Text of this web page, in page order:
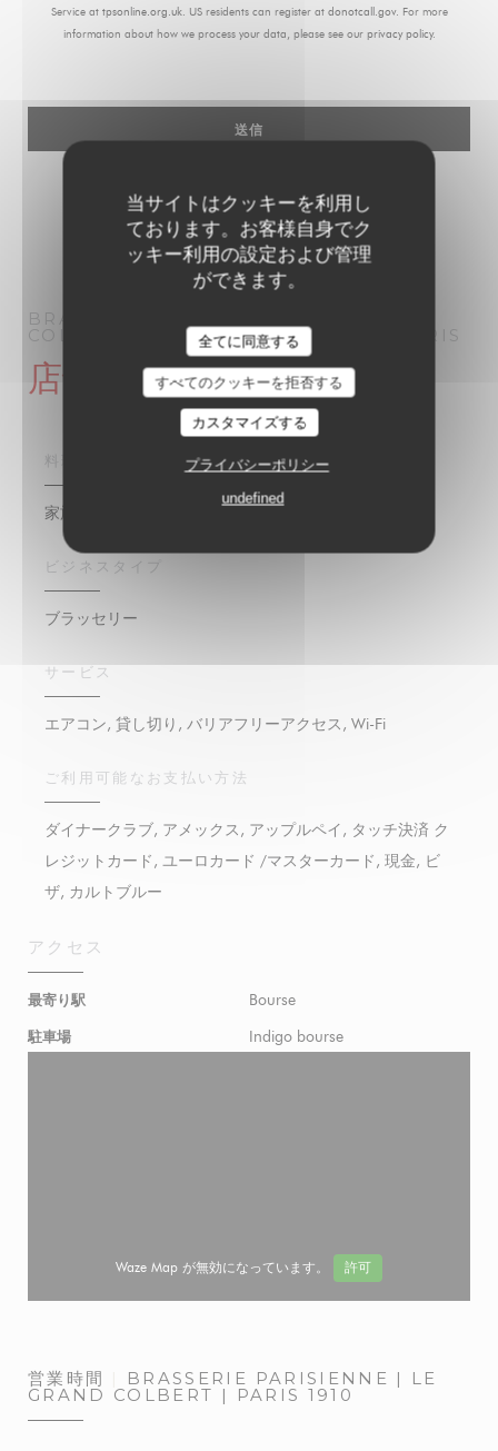
当サイトはクッキーを利用し
ております。お客様自身でク
ッキー利用の設定および管理
ができます。
全てに同意する
すべてのクッキーを拒否する
カスタマイズする
プライバシーポリシー
undefined
Service at tpsonline.org.uk. US residents can register at donotcall.gov. For more
information about how we process your data, please see our privacy policy.
BRASSERIE PARISIENNE | LE GRAND
COLBERT | PARIS 1910ブラッセリー PARIS
店舗情報
料理
家族料理, シーフード, 新鮮な製品, 伝統料理, 自家製
ビジネスタイプ
ブラッセリー
サービス
エアコン, 貸し切り, バリアフリーアクセス, Wi-Fi
ご利用可能なお支払い方法
ダイナークラブ, アメックス, アップルペイ, タッチ決済 ク
レジットカード, ユーロカード /マスターカード, 現金, ビ
ザ, カルトブルー
アクセス
最寄り駅 Bourse
駐車場 Indigo bourse
Waze Map が無効になっています。 許可
営業時間 BRASSERIE PARISIENNE | LE
GRAND COLBERT | PARIS 1910